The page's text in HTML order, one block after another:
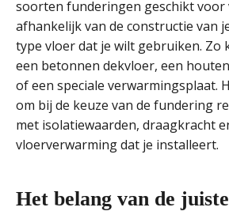
soorten funderingen geschikt voor
afhankelijk van de constructie van
type vloer dat je wilt gebruiken. Zo
een betonnen dekvloer, een
of een speciale verwarmingsplaat.
om bij de keuze van de fundering
met isolatiewaarden, draagkracht
vloerverwarming dat je installeert.
Het belang van de